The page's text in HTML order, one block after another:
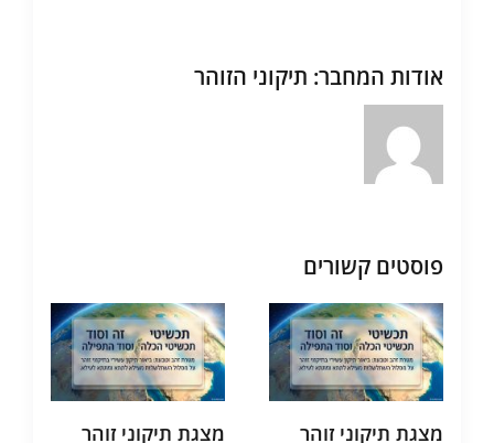
אודות המחבר: תיקוני הזוהר
פוסטים קשורים
מצגת תיקוני זוהר
מצגת תיקוני זוהר